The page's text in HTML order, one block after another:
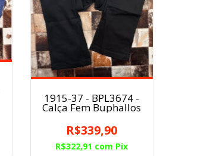
1915-37 - BPL3674 -
Calça Fem Buphallos
R$339,90
R$322,91 com Pix